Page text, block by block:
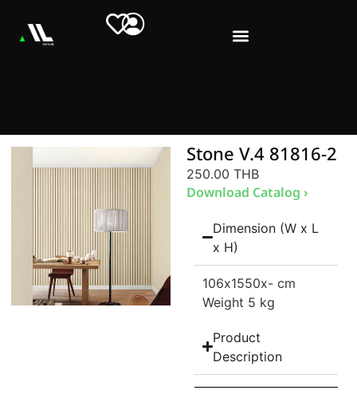
Stone V.4 81816-2
250.00 THB
Download Catalog ›
Dimension (W x L
x H)
106x1550x- cm
Weight 5 kg
Product
Description